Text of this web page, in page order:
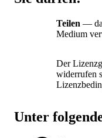
Teilen —
Medium
Der
widerrufen
Unter